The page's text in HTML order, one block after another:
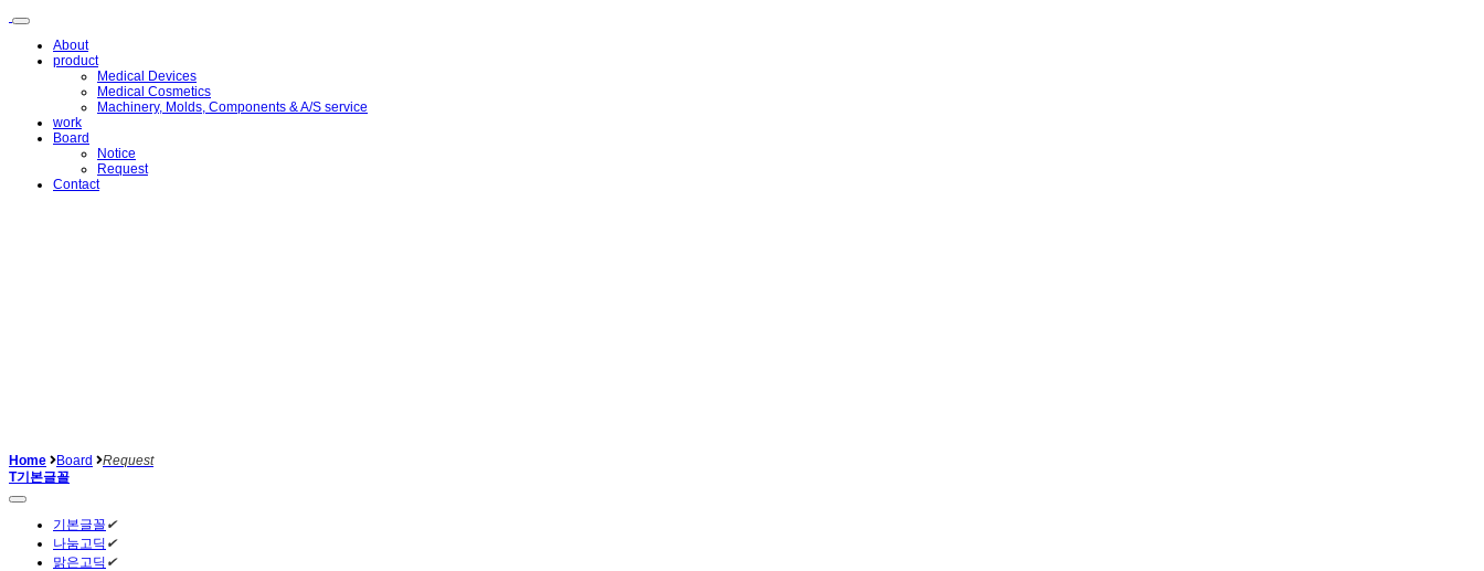
메
About
product
Medical Devices
Medical Cosmetics
Machinery, Molds, Components & A/S service
work
Board
Notice
Request
Contact
Home Board
Request
T기본글꼴
기본글꼴 ✔
나눔고딕 ✔
맑은고딕 ✔